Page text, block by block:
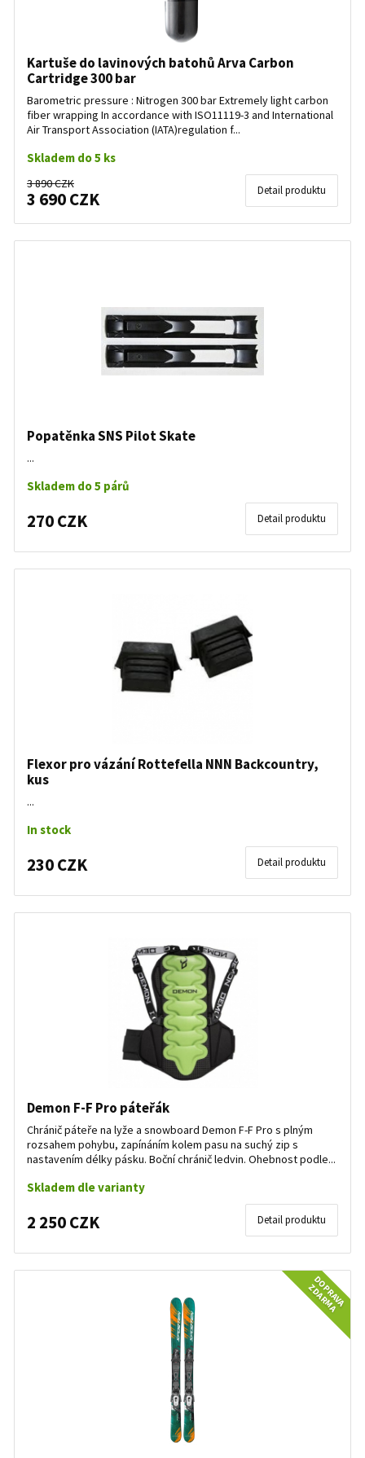
Kartuše do lavinových batohů Arva Carbon
Cartridge 300 bar
Barometric pressure : Nitrogen 300 bar Extremely light carbon
fiber wrapping In accordance with ISO11119-3 and International
Air Transport Association (IATA)regulation f...
Skladem do 5 ks
3 890 CZK
3 690 CZK Detail produktu
Popatěnka SNS Pilot Skate
...
Skladem do 5 párů
270 CZK Detail produktu
Flexor pro vázání Rottefella NNN Backcountry,
kus
...
In stock
230 CZK Detail produktu
Demon F-F Pro páteřák
Chránič páteře na lyže a snowboard Demon F-F Pro s plným
rozsahem pohybu, zapínáním kolem pasu na suchý zip s
nastavením délky pásku. Boční chránič ledvin. Ohebnost podle...
Skladem dle varianty
2 250 CZK Detail produktu
DOPRAVA
ZDARMA